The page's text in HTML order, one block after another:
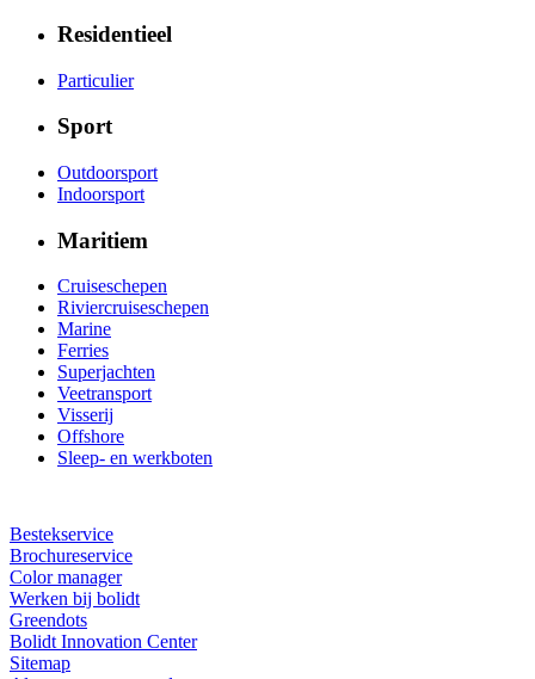
Residentieel
Particulier
Sport
Outdoorsport
Indoorsport
Maritiem
Cruiseschepen
Riviercruiseschepen
Marine
Ferries
Superjachten
Veetransport
Visserij
Offshore
Sleep- en werkboten
Bestekservice
Brochureservice
Color manager
Werken bij bolidt
Greendots
Bolidt Innovation Center
Sitemap